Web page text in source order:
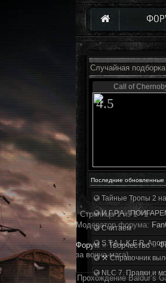
Случайная
Call of
4.5
Последние обновленные
Тайные Тропы 2
И.Г.Р.А.
Считаем
S.T.A.L.K.E.R.
⚒ Справочник
NLC 7. Правки и
Страница1из1
1
Модератор форума:
Форум » Творчество »
за воина-мага)
Прохождение Baldur’s